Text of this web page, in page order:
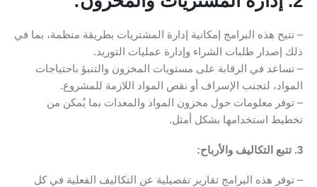
– تتيح هذه البرامج إمكانية إدارة المشتريات بطريقة منظمة، بما في
ذلك إصدار طلبات الشراء وإدارة عمليات التوريد.
– تساعد في الرقابة على مستويات المخزون والتنبؤ باحتياجات
المواد، لتجنب الإسراف أو نقص المواد اللازمة للمشروع.
– توفر معلومات حول مخزون المواد والمعدات بما يُمكن من
تخطيط استخدامها بشكل أمثل.
3. تتبع التكاليف والأرباح:
– توفر هذه البرامج تقارير تفصيلية عن التكاليف الفعلية في كل